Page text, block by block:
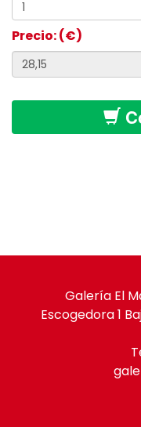
Precio: (€)
Galería El
Escogedora 1